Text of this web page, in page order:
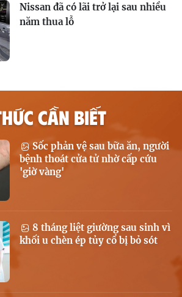
Nissan đã có lãi trở lại sau nhiều
năm thua lỗ
CẦN BIẾT
Sốc phản vệ sau bữa ăn, người
bệnh thoát cửa tử nhờ cấp cứu
'giờ vàng'
8 tháng liệt giường sau sinh vì
khối u chèn ép tủy cổ bị bỏ sót